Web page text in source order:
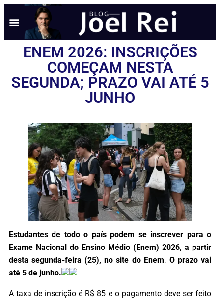
ENEM 2026: INSCRIÇÕES
COMEÇAM NESTA
SEGUNDA; PRAZO VAI ATÉ 5
JUNHO
Estudantes de todo o país podem se inscrever para o
Exame Nacional do Ensino Médio (Enem) 2026, a partir
desta segunda-feira (25), no site do Enem. O prazo vai
até 5 de junho.
A taxa de inscrição é R$ 85 e o pagamento deve ser feito